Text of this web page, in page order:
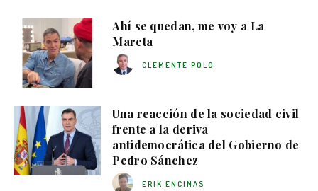
Ahí se quedan, me voy a La
Mareta
CLEMENTE POLO
Una reacción de la sociedad civil
frente a la deriva
antidemocrática del Gobierno de
Pedro Sánchez
ERIK ENCINAS